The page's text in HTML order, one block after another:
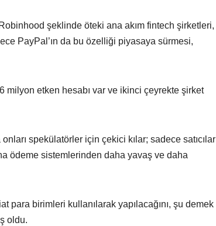
şeklinde öteki ana akım fintech şirketleri,
PayPal’ın da bu özelliği piyasaya sürmesi,
milyon etken hesabı var ve ikinci çeyrekte şirket
spekülatörler için çekici kılar; sadece satıcılar
ödeme sistemlerinden daha yavaş ve daha
para birimleri kullanılarak yapılacağını, şu demek
oldu.